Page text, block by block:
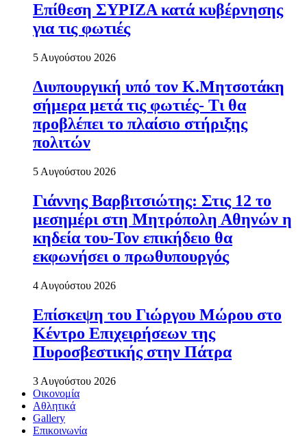
Επίθεση ΣΥΡΙΖΑ κατά κυβέρνησης
για τις φωτιές
5 Αυγούστου 2026
Διυπουργική υπό τον Κ.Μητσοτάκη
σήμερα μετά τις φωτιές- Τι θα
προβλέπει το πλαίσιο στήριξης
πολιτών
5 Αυγούστου 2026
Γιάννης Βαρβιτσιώτης: Στις 12 το
μεσημέρι στη Μητρόπολη Αθηνών η
κηδεία του-Τον επικήδειο θα
εκφωνήσει ο πρωθυπουργός
4 Αυγούστου 2026
Επίσκεψη του Γιώργου Μώρου στο
Κέντρο Επιχειρήσεων της
Πυροσβεστικής στην Πάτρα
3 Αυγούστου 2026
Οικονομία
Αθλητικά
Gallery
Επικοινωνία